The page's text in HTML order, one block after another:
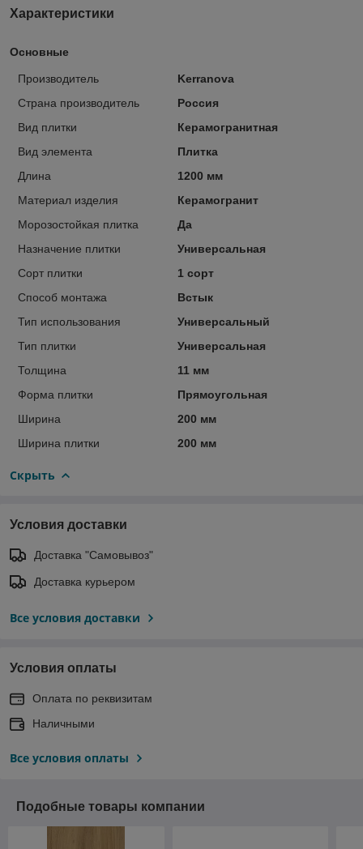
Характеристики
Основные
Производитель
Kerranova
Страна производитель
Россия
Вид плитки
Керамогранитная
Вид элемента
Плитка
Длина
1200 мм
Материал изделия
Керамогранит
Морозостойкая плитка
Да
Назначение плитки
Универсальная
Сорт плитки
1 сорт
Способ монтажа
Встык
Тип использования
Универсальный
Тип плитки
Универсальная
Толщина
11 мм
Форма плитки
Прямоугольная
Ширина
200 мм
Ширина плитки
200 мм
Скрыть
Условия доставки
Доставка "Самовывоз"
Доставка курьером
Все условия доставки
Условия оплаты
Оплата по реквизитам
Наличными
Все условия оплаты
Подобные товары компании